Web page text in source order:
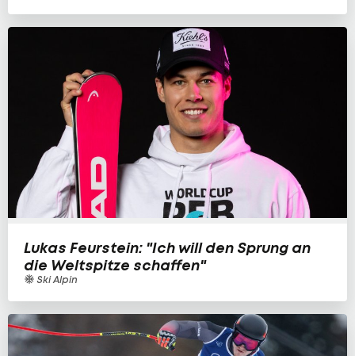
Lukas Feurstein: "Ich will den Sprung an
die Weltspitze schaffen"
Ski Alpin